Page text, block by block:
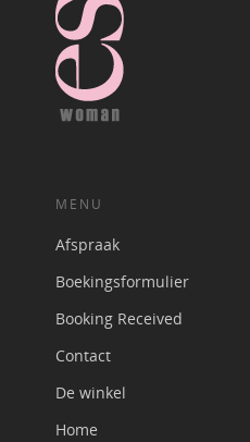
MENU
Afspraak
Boekingsformulier
Booking Received
Contact
De winkel
Home